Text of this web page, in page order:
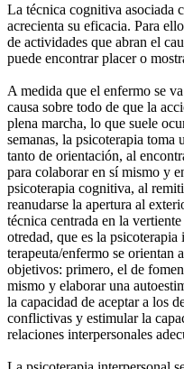
La técnica cognitiva asociada
acrecienta su eficacia. Para
de actividades que abran el
puede encontrar placer o
A medida que el enfermo se
causa sobre todo de que la
plena marcha, lo que suele
semanas, la psicoterapia
tanto de orientación, al
para colaborar en sí mismo y
psicoterapia cognitiva, al
reanudarse la apertura al
técnica centrada en la
otredad, que es la
terapeuta/enfermo se orientan
objetivos: primero, el de
mismo y elaborar una
la capacidad de aceptar a los
conflictivas y estimular la
relaciones interpersonales